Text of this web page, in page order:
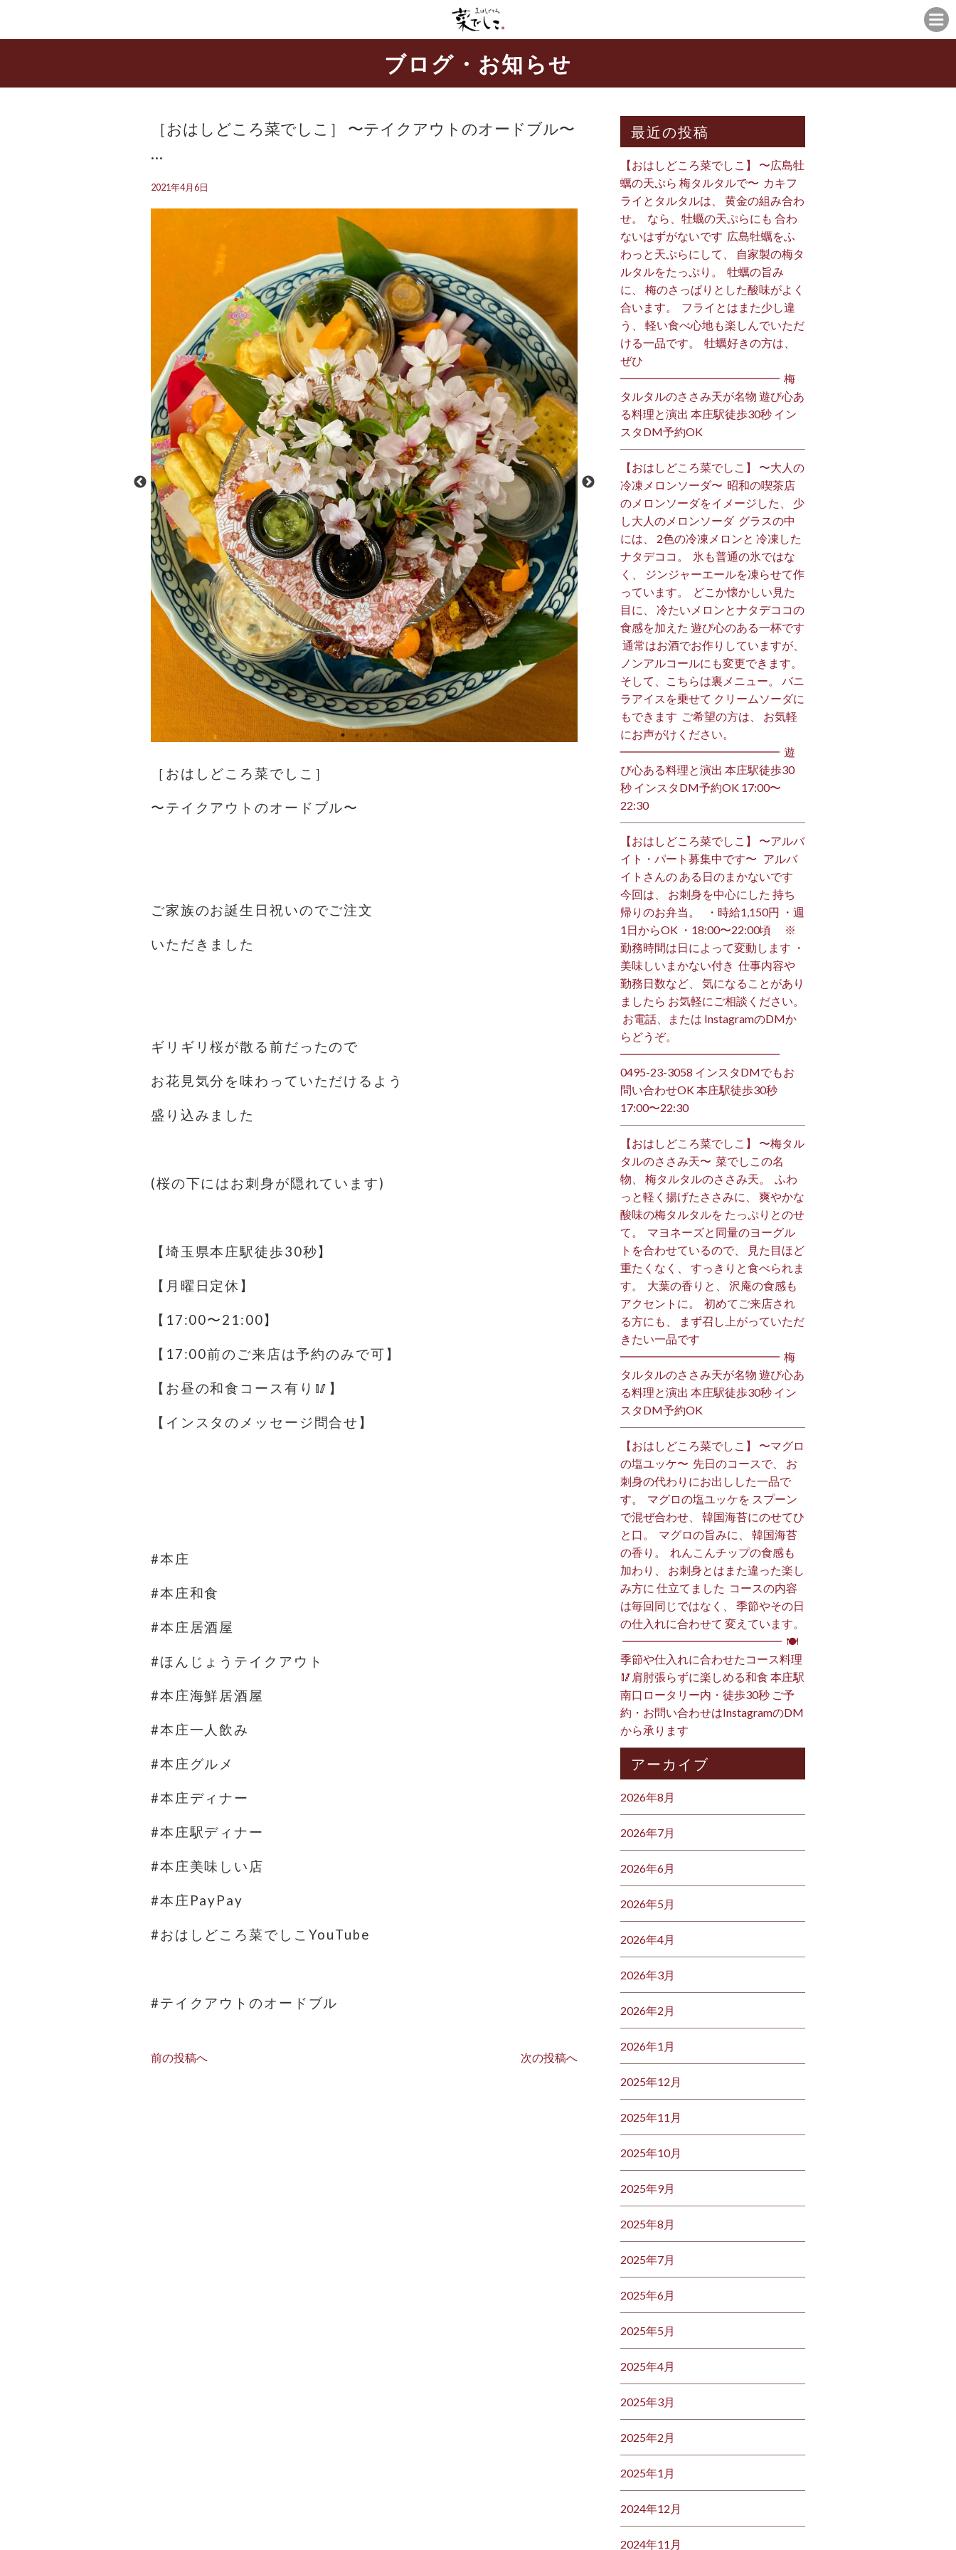
ブログ・お知らせ
［おはしどころ菜でしこ］ 〜テイクアウトのオードブル〜
…
2021年4月6日
［おはしどころ菜でしこ］
〜テイクアウトのオードブル〜
ご家族のお誕生日祝いのでご注文
いただきました
ギリギリ桜が散る前だったので
お花見気分を味わっていただけるよう
盛り込みました
(桜の下にはお刺身が隠れています)
【埼玉県本庄駅徒歩30秒】
【月曜日定休】
【17:00〜21:00】
【17:00前のご来店は予約のみで可】
【お昼の和食コース有り🥢】
【インスタのメッセージ問合せ】
#本庄
#本庄和食
#本庄居酒屋
#ほんじょうテイクアウト
#本庄海鮮居酒屋
#本庄一人飲み
#本庄グルメ
#本庄ディナー
#本庄駅ディナー
#本庄美味しい店
#本庄PayPay
#おはしどころ菜でしこYouTube
#テイクアウトのオードブル
前の投稿へ 次の投稿へ
最近の投稿
【おはしどころ菜でしこ】 〜広島牡
蠣の天ぷら 梅タルタルで〜 ⁡ カキフ
ライとタルタルは、 黄金の組み合わ
せ。 ⁡ なら、牡蠣の天ぷらにも 合わ
ないはずがないです ⁡ 広島牡蠣をふ
わっと天ぷらにして、 自家製の梅タ
ルタルをたっぷり。 ⁡ 牡蠣の旨み
に、 梅のさっぱりとした酸味がよく
合います。 ⁡ フライとはまた少し違
う、 軽い食べ心地も楽しんでいただ
ける一品です。 ⁡ 牡蠣好きの方は、
ぜひ ⁡
━━━━━━━━━━━━━━ ⁡ 梅
タルタルのささみ天が名物 遊び心あ
る料理と演出 本庄駅徒歩30秒 イン
スタDM予約OK ⁡
【おはしどころ菜でしこ】 〜大人の
冷凍メロンソーダ〜 ⁡ 昭和の喫茶店
のメロンソーダをイメージした、 少
し大人のメロンソーダ ⁡ グラスの中
には、 2色の冷凍メロンと 冷凍した
ナタデココ。 ⁡ 氷も普通の氷ではな
く、 ジンジャーエールを凍らせて作
っています。 ⁡ どこか懐かしい見た
目に、 冷たいメロンとナタデココの
食感を加えた 遊び心のある一杯です
⁡ 通常はお酒でお作りしていますが、
ノンアルコールにも変更できます。 ⁡
そして、こちらは裏メニュー。 バニ
ラアイスを乗せて クリームソーダに
もできます ⁡ ご希望の方は、 お気軽
にお声がけください。 ⁡
━━━━━━━━━━━━━━ ⁡ 遊
び心ある料理と演出 本庄駅徒歩30
秒 インスタDM予約OK 17:00〜
22:30 ⁡
【おはしどころ菜でしこ】 〜アルバ
イト・パート募集中です〜 ⁡ ⁡ アルバ
イトさんの ある日のまかないです ⁡
今回は、 お刺身を中心にした 持ち
帰りのお弁当。 ⁡ ⁡ ・時給1,150円 ・週
1日からOK ・18:00〜22:00頃 ※
勤務時間は日によって変動します ・
美味しいまかない付き ⁡ 仕事内容や
勤務日数など、 気になることがあり
ましたら お気軽にご相談ください。
⁡ お電話、または InstagramのDMか
らどうぞ。 ⁡
━━━━━━━━━━━━━━ ⁡
️0495-23-3058 インスタDMでもお
問い合わせOK 本庄駅徒歩30秒
17:00〜22:30 ⁡
【おはしどころ菜でしこ】 〜梅タル
タルのささみ天〜 ⁡ 菜でしこの名
物、 梅タルタルのささみ天。 ⁡ ふわ
っと軽く揚げたささみに、 爽やかな
酸味の梅タルタルを たっぷりとのせ
て。 ⁡ マヨネーズと同量のヨーグル
トを合わせているので、 見た目ほど
重たくなく、 すっきりと食べられま
す。 ⁡ 大葉の香りと、 沢庵の食感も
アクセントに。 ⁡ 初めてご来店され
る方にも、 まず召し上がっていただ
きたい一品です️ ⁡
━━━━━━━━━━━━━━ ⁡ 梅
タルタルのささみ天が名物 遊び心あ
る料理と演出 本庄駅徒歩30秒 イン
スタDM予約OK ⁡
【おはしどころ菜でしこ】 〜マグロ
の塩ユッケ〜 ⁡ 先日のコースで、 お
刺身の代わりにお出しした一品で
す。 ⁡ マグロの塩ユッケを スプーン
で混ぜ合わせ、 韓国海苔にのせてひ
と口。 ⁡ マグロの旨みに、 韓国海苔
の香り。 ⁡ れんこんチップの食感も
加わり、 お刺身とはまた違った楽し
み方に 仕立てました️ ⁡ コースの内容
は毎回同じではなく、 季節やその日
の仕入れに合わせて 変えています。
⁡ ━━━━━━━━━━━━━━ ⁡ 🍽
季節や仕入れに合わせたコース料理
🥢肩肘張らずに楽しめる和食 本庄駅
南口ロータリー内・徒歩30秒 ご予
約・お問い合わせはInstagramのDM
から承ります ⁡
アーカイブ
2026年8月
2026年7月
2026年6月
2026年5月
2026年4月
2026年3月
2026年2月
2026年1月
2025年12月
2025年11月
2025年10月
2025年9月
2025年8月
2025年7月
2025年6月
2025年5月
2025年4月
2025年3月
2025年2月
2025年1月
2024年12月
2024年11月